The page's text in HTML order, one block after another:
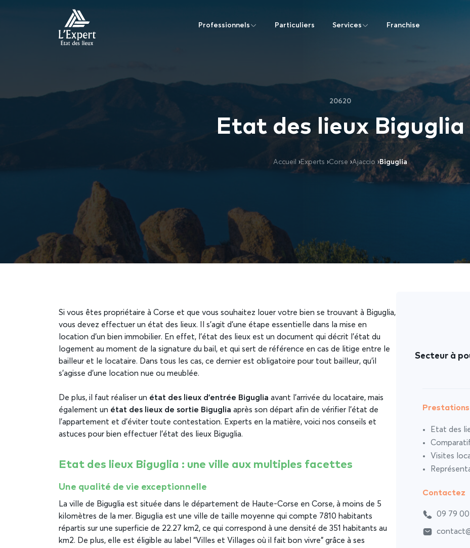
Professionnels Particuliers Services Franchise
20620
Etat des lieux Biguglia
Accueil ›Experts ›Corse ›Ajaccio ›Biguglia
Si vous êtes propriétaire à Corse et que vous souhaitez louer votre bien se trouvant à Biguglia,
vous devez effectuer un état des lieux. Il s’agit d’une étape essentielle dans la mise en
location d’un bien immobilier. En effet, l’état des lieux est un document qui décrit l’état du
logement au moment de la signature du bail, et qui sert de référence en cas de litige entre le
bailleur et le locataire. Dans tous les cas, ce dernier est obligatoire pour tout bailleur, qu’il
s’agisse d’une location nue ou meublée.
De plus, il faut réaliser un état des lieux d’entrée Biguglia avant l’arrivée du locataire, mais
également un état des lieux de sortie Biguglia après son départ afin de vérifier l’état de
l’appartement et d’éviter toute contestation. Experts en la matière, voici nos conseils et
astuces pour bien effectuer l’état des lieux Biguglia.
Etat des lieux Biguglia : une ville aux multiples facettes
Une qualité de vie exceptionnelle
La ville de Biguglia est située dans le département de Haute-Corse en Corse, à moins de 5
kilomètres de la mer. Biguglia est une ville de taille moyenne qui compte 7810 habitants
répartis sur une superficie de 22.27 km2, ce qui correspond à une densité de 351 habitants au
km2. De plus, elle est éligible au label “Villes et Villages où il fait bon vivre” grâce à ses
Secteur à
Prestations
Etat des
Visites
Contactez
09 79